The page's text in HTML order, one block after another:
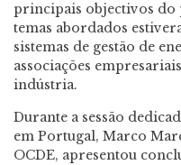
principais objectivos do
temas abordados
sistemas de gestão de
associações
indústria.
Durante a sessão
em Portugal, Marco
OCDE, apresentou